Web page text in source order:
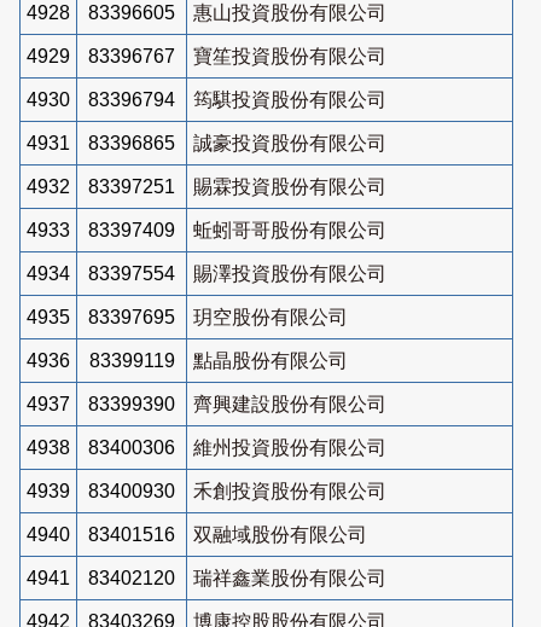
4928 83396605 惠山投資股份有限公司
4929 83396767 寶笙投資股份有限公司
4930 83396794 筠騏投資股份有限公司
4931 83396865 誠豪投資股份有限公司
4932 83397251 賜霖投資股份有限公司
4933 83397409 蚯蚓哥哥股份有限公司
4934 83397554 賜澤投資股份有限公司
4935 83397695 玥空股份有限公司
4936 83399119 點晶股份有限公司
4937 83399390 齊興建設股份有限公司
4938 83400306 維州投資股份有限公司
4939 83400930 禾創投資股份有限公司
4940 83401516 双融域股份有限公司
4941 83402120 瑞祥鑫業股份有限公司
4942 83403269 博康控股股份有限公司